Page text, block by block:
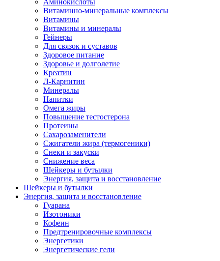
Витаминно-минеральные комплексы
Витамины
Витамины и минералы
Гейнеры
Для связок и суставов
Здоровое питание
Здоровье и долголетие
Креатин
Л-Карнитин
Минералы
Напитки
Омега жиры
Повышение тестостерона
Протеины
Сахарозаменители
Сжигатели жира (термогеники)
Снеки и закуски
Снижение веса
Шейкеры и бутылки
Энергия, защита и восстановление
Шейкеры и бутылки
Энергия, защита и восстановление
Гуарана
Изотоники
Кофеин
Предтренировочные комплексы
Энергетики
Энергетические гели